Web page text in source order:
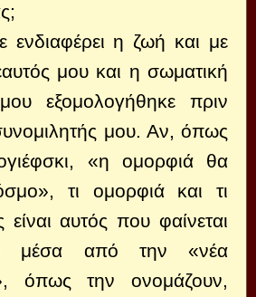
η ζωή και με
μου και η σωματική
εξομολογήθηκε πριν
μου. Αν, όπως
«η ομορφιά θα
τι ομορφιά και τι
αυτός που φαίνεται
μέσα από την «νέα
όπως την ονομάζουν,